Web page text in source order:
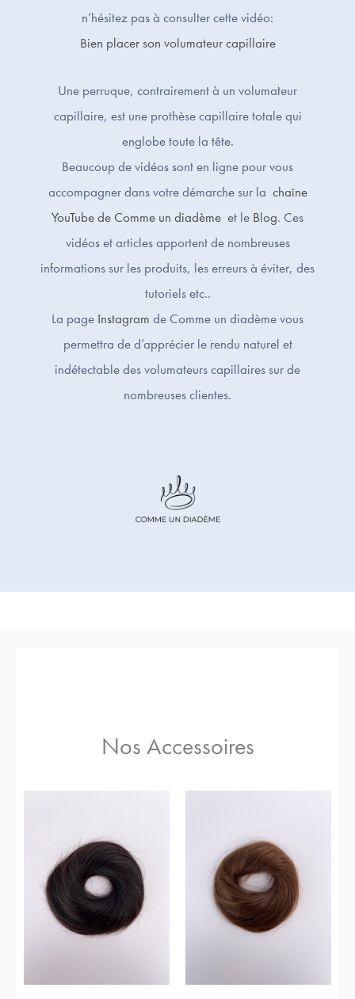
n’hésitez pas à consulter cette vidéo:
Bien placer son volumateur capillaire
Une perruque, contrairement à un volumateur
capillaire, est une prothèse capillaire totale qui
englobe toute la tête.
Beaucoup de vidéos sont en ligne pour vous
accompagner dans votre démarche sur la chaîne
YouTube de Comme un diadème et le Blog. Ces
vidéos et articles apportent de nombreuses
informations sur les produits, les erreurs à éviter, des
tutoriels etc..
La page Instagram de Comme un diadème vous
permettra de d’apprécier le rendu naturel et
indétectable des volumateurs capillaires sur de
nombreuses clientes.
Nos Accessoires